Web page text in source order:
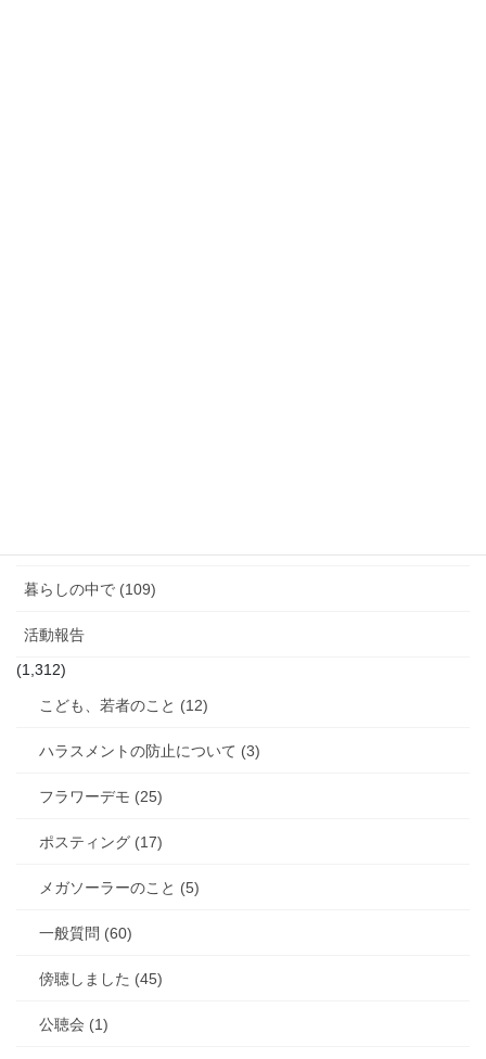
暮らしの中で (109)
活動報告
(1,312)
こども、若者のこと (12)
ハラスメントの防止について (3)
フラワーデモ (25)
ポスティング (17)
メガソーラーのこと (5)
一般質問 (60)
傍聴しました (45)
公聴会 (1)